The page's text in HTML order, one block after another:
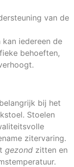
van de
iedereen de
behoeften,
bij het
Stoelen
zitervaring.
gezond zitten en